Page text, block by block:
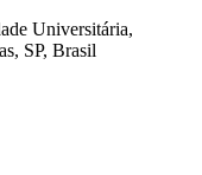
Universitária,
SP, Brasil